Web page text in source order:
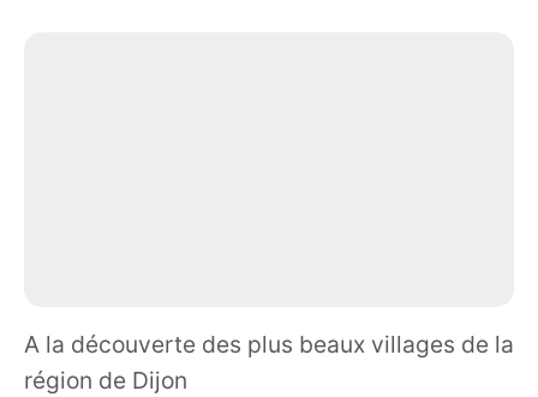
A la découverte des plus beaux villages de la
région de Dijon